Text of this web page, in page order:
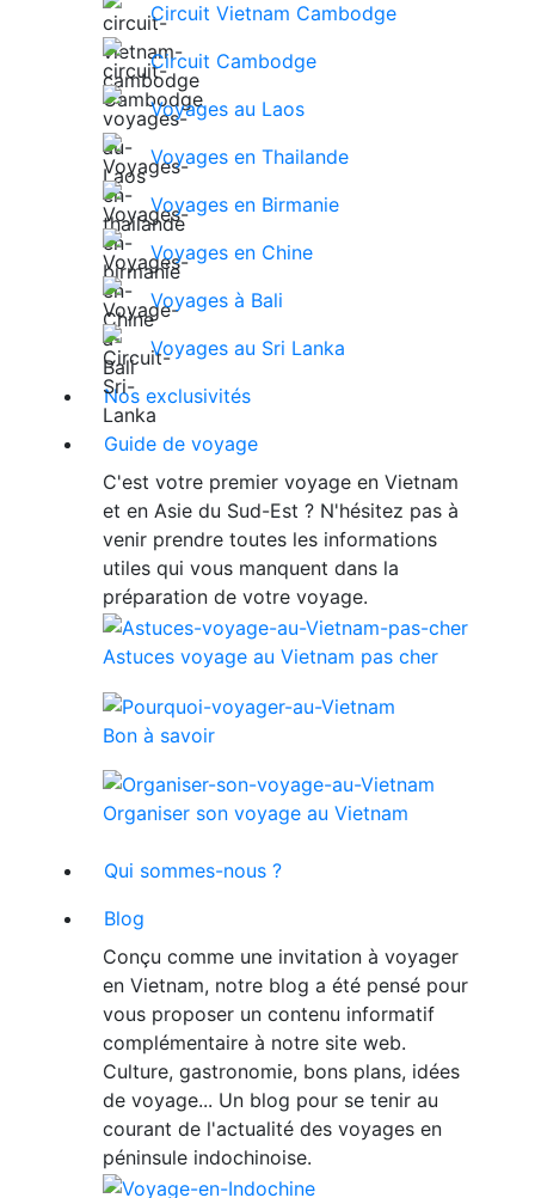
Circuit Vietnam Cambodge
Circuit Cambodge
Voyages au Laos
Voyages en Thailande
Voyages en Birmanie
Voyages en Chine
Voyages à Bali
Voyages au Sri Lanka
Nos exclusivités
Guide de voyage
C'est votre premier voyage en Vietnam
et en Asie du Sud-Est ? N'hésitez pas à
venir prendre toutes les informations
utiles qui vous manquent dans la
préparation de votre voyage.
Astuces voyage au Vietnam pas cher
Bon à savoir
Organiser son voyage au Vietnam
Qui sommes-nous ?
Blog
Conçu comme une invitation à voyager
en Vietnam, notre blog a été pensé pour
vous proposer un contenu informatif
complémentaire à notre site web.
Culture, gastronomie, bons plans, idées
de voyage... Un blog pour se tenir au
courant de l'actualité des voyages en
péninsule indochinoise.